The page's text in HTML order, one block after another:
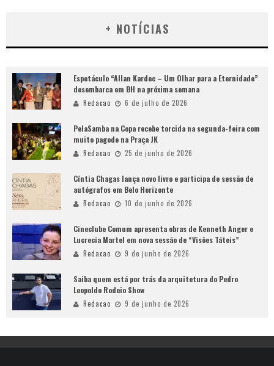
+ NOTÍCIAS
Espetáculo “Allan Kardec – Um Olhar para a Eternidade”
desembarca em BH na próxima semana
Redacao 6 de julho de 2026
PelaSamba na Copa recebe torcida na segunda-feira com
muito pagode na Praça JK
Redacao 25 de junho de 2026
Cíntia Chagas lança novo livro e participa de sessão de
autógrafos em Belo Horizonte
Redacao 10 de junho de 2026
Cineclube Comum apresenta obras de Kenneth Anger e
Lucrecia Martel em nova sessão de “Visões Táteis”
Redacao 9 de junho de 2026
Saiba quem está por trás da arquitetura do Pedro
Leopoldo Rodeio Show
Redacao 9 de junho de 2026